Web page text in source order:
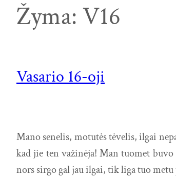
Žyma: V16
Vasario 16-oji
Mano senelis, motutės tėvelis, ilgai
kad jie ten važinėja! Man tuomet
nors sirgo gal jau ilgai, tik liga tuo